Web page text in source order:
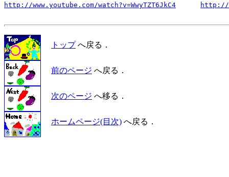
http://www.youtube.com/watch?v=WwyTZT6JkC4 http://
トップへ戻る．
前のページ へ戻る．
次のページ へ移る．
ホームページ(目次) へ戻る．